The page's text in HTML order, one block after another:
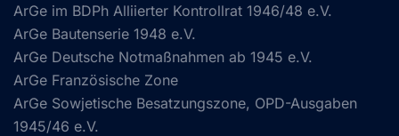
ArGe im BDPh Alliierter Kontrollrat 1946/48 e.V.
ArGe Bautenserie 1948 e.V.
ArGe Deutsche Notmaßnahmen ab 1945 e.V.
ArGe Französische Zone
ArGe Sowjetische Besatzungszone, OPD-Ausgaben
1945/46 e.V.